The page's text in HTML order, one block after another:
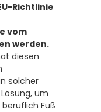
Richtlinie
vom
werden.
diesen
solcher
um
Fuß